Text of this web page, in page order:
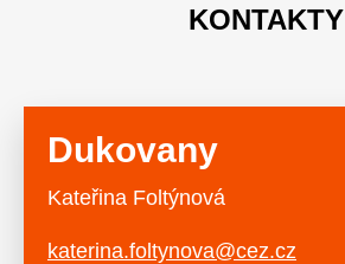
KONTAKTY
Dukovany
Kateřina Foltýnová
katerina.foltynova@cez.cz